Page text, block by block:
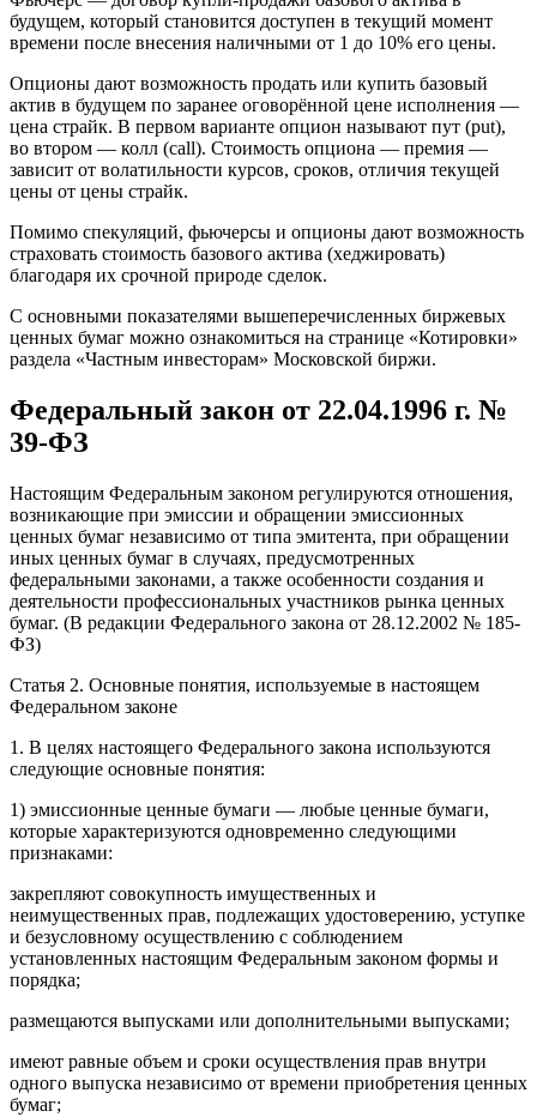
будущем, который становится доступен в текущий момент
времени после внесения наличными от 1 до 10% его цены.
Опционы дают возможность продать или купить базовый
актив в будущем по заранее оговорённой цене исполнения —
цена страйк. В первом варианте опцион называют пут (put),
во втором — колл (call). Стоимость опциона — премия —
зависит от волатильности курсов, сроков, отличия текущей
цены от цены страйк.
Помимо спекуляций, фьючерсы и опционы дают возможность
страховать стоимость базового актива (хеджировать)
благодаря их срочной природе сделок.
С основными показателями вышеперечисленных биржевых
ценных бумаг можно ознакомиться на странице «Котировки»
раздела «Частным инвесторам» Московской биржи.
Федеральный закон от 22.04.1996 г. №
39-ФЗ
Настоящим Федеральным законом регулируются отношения,
возникающие при эмиссии и обращении эмиссионных
ценных бумаг независимо от типа эмитента, при обращении
иных ценных бумаг в случаях, предусмотренных
федеральными законами, а также особенности создания и
деятельности профессиональных участников рынка ценных
бумаг. (В редакции Федерального закона от 28.12.2002 № 185-
ФЗ)
Статья 2. Основные понятия, используемые в настоящем
Федеральном законе
1. В целях настоящего Федерального закона используются
следующие основные понятия:
1) эмиссионные ценные бумаги — любые ценные бумаги,
которые характеризуются одновременно следующими
признаками:
закрепляют совокупность имущественных и
неимущественных прав, подлежащих удостоверению, уступке
и безусловному осуществлению с соблюдением
установленных настоящим Федеральным законом формы и
порядка;
размещаются выпусками или дополнительными выпусками;
имеют равные объем и сроки осуществления прав внутри
одного выпуска независимо от времени приобретения ценных
бумаг;